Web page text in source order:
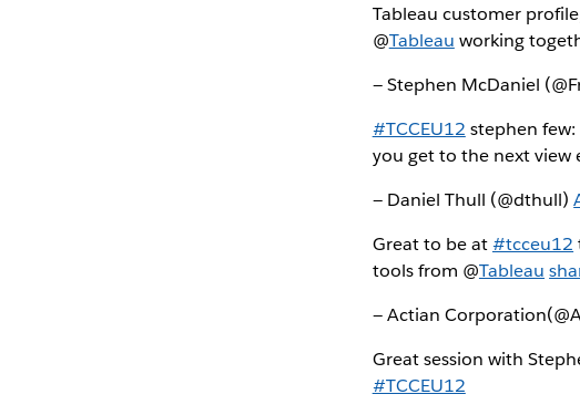
Tableau customer
@Tableau working
— Stephen McDaniel
#TCCEU12 stephen few:
you get to the next view
— Daniel Thull (@dthull)
Great to be at#tcceu12
tools from @Tableau
— Actian
Great session with
#TCCEU12